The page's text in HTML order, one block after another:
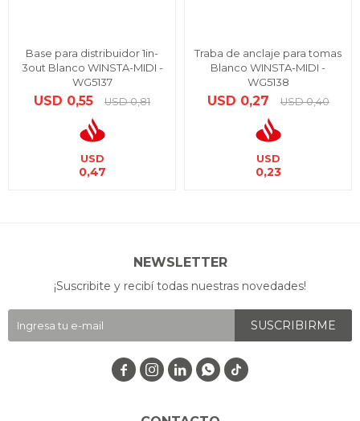
Base para distribuidor 1in-
3out Blanco WINSTA-MIDI -
WG5137
USD 0,55 USD 0,81
USD
0,47
Traba de anclaje para tomas
Blanco WINSTA-MIDI -
WG5138
USD 0,27 USD 0,40
USD
0,23
NEWSLETTER
¡Suscribite y recibí todas nuestras novedades!
SUSCRIBIRME
   